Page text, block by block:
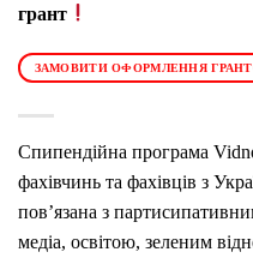
грант
ЗАМОВИТИ ОФОРМЛЕННЯ
Спипендійна програма
фахівчинь та фахівців з
пов’язана з
медіа, освітою, зеленим